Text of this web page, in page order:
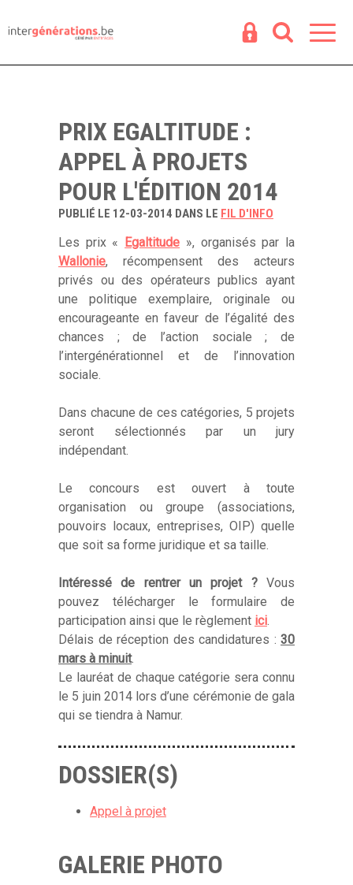
PRIX EGALTITUDE :
APPEL À PROJETS
POUR L'ÉDITION 2014
PUBLIÉ LE 12-03-2014 DANS LE FIL D'INFO
Les prix « Egaltitude », organisés par la
Wallonie, récompensent des acteurs
privés ou des opérateurs publics ayant
une politique exemplaire, originale ou
encourageante en faveur de l’égalité des
chances ; de l’action sociale ; de
l’intergénérationnel et de l’innovation
sociale.
Dans chacune de ces catégories, 5 projets
seront sélectionnés par un jury
indépendant.
Le concours est ouvert à toute
organisation ou groupe (associations,
pouvoirs locaux, entreprises, OIP) quelle
que soit sa forme juridique et sa taille.
Intéressé de rentrer un projet ? Vous
pouvez télécharger le formulaire de
participation ainsi que le règlement ici.
Délais de réception des candidatures : 30
mars à minuit.
Le lauréat de chaque catégorie sera connu
le 5 juin 2014 lors d’une cérémonie de gala
qui se tiendra à Namur.
DOSSIER(S)
Appel à projet
GALERIE PHOTO